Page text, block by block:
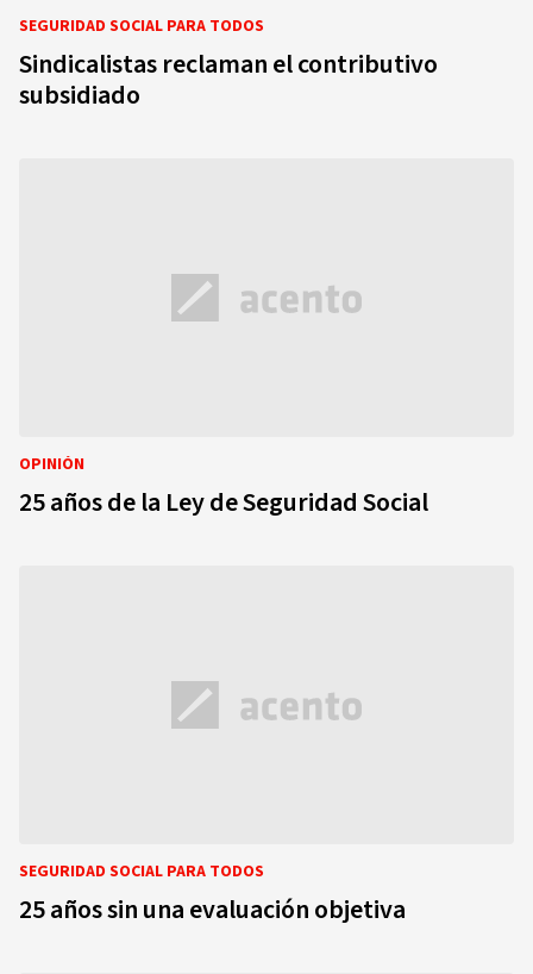
SEGURIDAD SOCIAL PARA TODOS
Sindicalistas reclaman el contributivo
subsidiado
OPINIÓN
25 años de la Ley de Seguridad Social
SEGURIDAD SOCIAL PARA TODOS
25 años sin una evaluación objetiva